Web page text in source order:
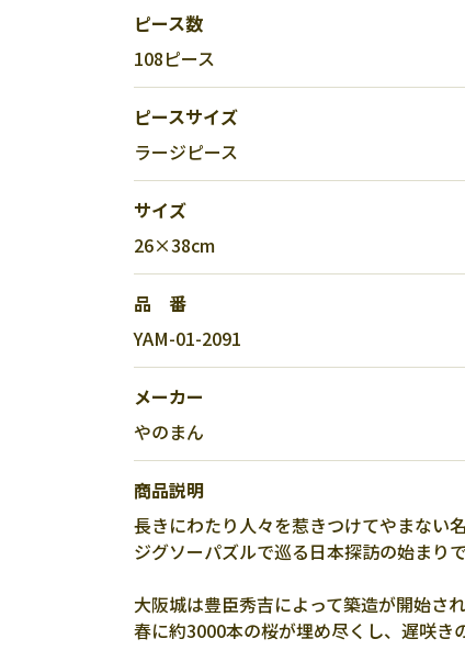
ピース数
108ピース
ピースサイズ
ラージピース
サイズ
26×38cm
品 番
YAM-01-2091
メーカー
やのまん
商品説明
長きにわたり人々を惹きつけてやまない名
ジグソーパズルで巡る日本探訪の始まりで
大阪城は豊臣秀吉によって築造が開始さ
春に約3000本の桜が埋め尽くし、遅咲き